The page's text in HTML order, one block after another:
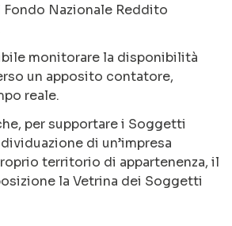
Nazionale Reddito
monitorare la disponibilità
un apposito contatore,
reale.
per supportare i Soggetti
di un’impresa
territorio di appartenenza, il
la Vetrina dei Soggetti